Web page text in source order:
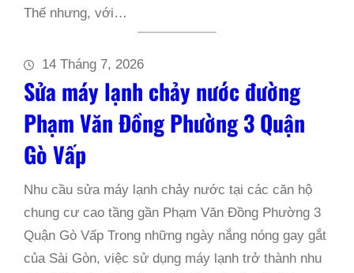
Thế nhưng, với…
14 Tháng 7, 2026
Sửa máy lạnh chảy nước đường
Phạm Văn Đồng Phường 3 Quận
Gò Vấp
Nhu cầu sửa máy lạnh chảy nước tại các căn hộ
chung cư cao tầng gần Phạm Văn Đồng Phường 3
Quận Gò Vấp Trong những ngày nắng nóng gay gắt
của Sài Gòn, việc sử dụng máy lạnh trở thành nhu